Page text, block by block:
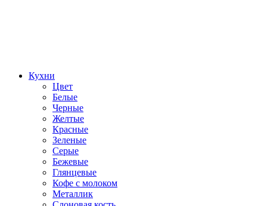
Кухни
Цвет
Белые
Черные
Желтые
Красные
Зеленые
Серые
Бежевые
Глянцевые
Кофе с молоком
Металлик